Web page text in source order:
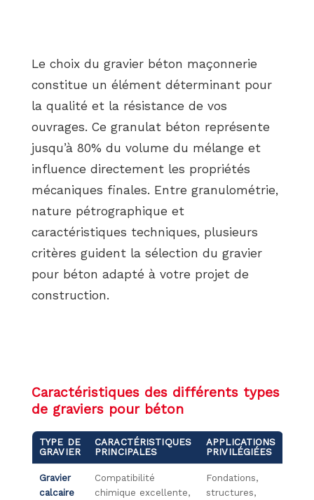
Le choix du gravier béton maçonnerie
constitue un élément déterminant pour
la qualité et la résistance de vos
ouvrages. Ce granulat béton représente
jusqu’à 80% du volume du mélange et
influence directement les propriétés
mécaniques finales. Entre granulométrie,
nature pétrographique et
caractéristiques techniques, plusieurs
critères guident la sélection du gravier
pour béton adapté à votre projet de
construction.
Caractéristiques des différents types
de graviers pour béton
TYPE DE
GRAVIER
CARACTÉRISTIQUES
PRINCIPALES
APPLICATIONS
PRIVILÉGIÉES
Gravier
calcaire
Compatibilité
chimique excellente,
Fondations,
structures,